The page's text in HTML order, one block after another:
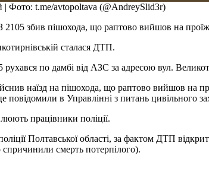
| Фото: t.me/avtopoltava (@AndreySlid3r)
2105 збив пішохода, що раптово вийшов на
сталася ДТП.
рухався по дамбі від АЗС за адресою вул.
наїзд на пішохода, що раптово вийшов на
повідомили в Управлінні з питань цивільного
працівники поліції.
Полтавської області, за фактом ДТП
смерть потерпілого).